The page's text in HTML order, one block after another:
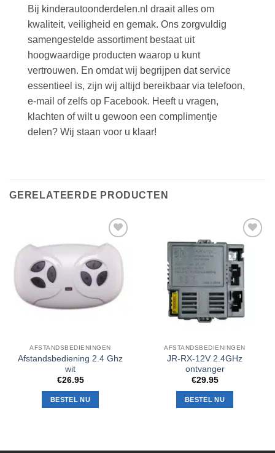
Bij kinderautoonderdelen.nl draait alles om
kwaliteit, veiligheid en gemak. Ons zorgvuldig
samengestelde assortiment bestaat uit
hoogwaardige producten waarop u kunt
vertrouwen. En omdat wij begrijpen dat service
essentieel is, zijn wij altijd bereikbaar via telefoon,
e-mail of zelfs op Facebook. Heeft u vragen,
klachten of wilt u gewoon een complimentje
delen? Wij staan voor u klaar!
GERELATEERDE PRODUCTEN
Toevoegen
verlanglijst
AFSTANDSBEDIENINGEN
Afstandsbediening 2.4 Ghz
wit
€26.95
BESTEL NU
Toevoegen
aan
verlanglijst
AFSTANDSBEDIENINGEN
JR-RX-12V 2.4GHz
ontvanger
€29.95
BESTEL NU